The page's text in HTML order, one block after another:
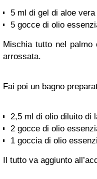
5 ml di gel di aloe vera
5 gocce di olio
Mischia tutto nel palmo
arrossata.
Fai poi un bagno
2,5 ml di olio diluito di
2 gocce di olio
1 goccia di olio
Il tutto va aggiunto